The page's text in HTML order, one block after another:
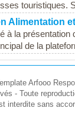
touristiques.
Alimentation
à la
de la
Arfooo
- Toute
interdite sans